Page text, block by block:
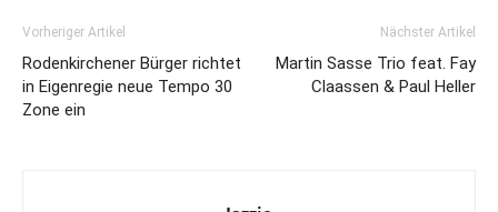
Vorheriger Artikel
Rodenkirchener Bürger richtet
in Eigenregie neue Tempo 30
Zone ein
Nächster Artikel
Martin Sasse Trio feat. Fay
Claassen & Paul Heller